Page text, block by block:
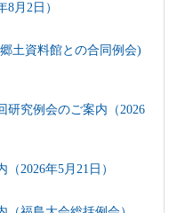
月2日）
土資料館との合同例会)
研究例会のご案内（2026
2026年5月21日）